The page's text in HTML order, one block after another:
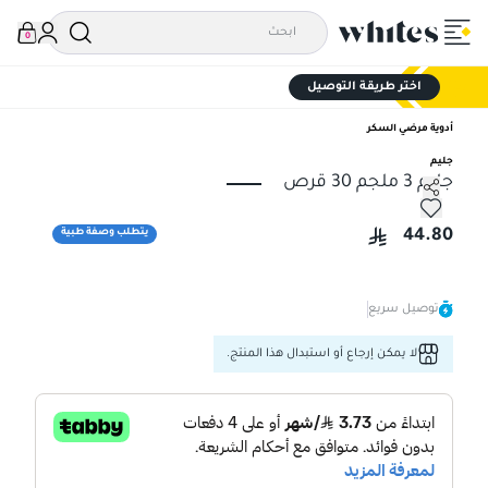
0
اختر طريقة التوصيل
أدوية مرضي السكر
جليم
جليم 3 ملجم 30 قرص
يتطلب وصفة طبية
جليم 3 ملجم 30 قرص
44.80
توصيل سريع
لا يمكن إرجاع أو استبدال هذا المنتج.